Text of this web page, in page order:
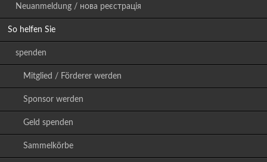
Neuanmeldung / нова реєстрація
So helfen Sie
spenden
Mitglied / Förderer werden
Sponsor werden
Geld spenden
Sammelkörbe